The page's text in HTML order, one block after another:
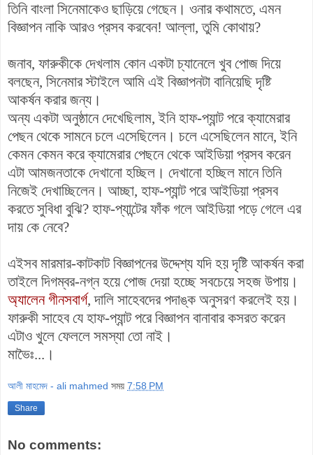
তিনি বাংলা সিনেমাকেও ছাড়িয়ে গেছেন। ওনার কথামতে, এমন
বিজ্ঞাপন নাকি আরও প্রসব করবেন! আল্লা, তুমি কোথায়?
জনাব, ফারুকীকে দেখলাম কোন একটা চ্যানেলে খুব পোজ দিয়ে
বলছেন, সিনেমার স্টাইলে আমি এই বিজ্ঞাপনটা বানিয়েছি দৃষ্টি
আকর্ষন করার জন্য।
অন্য একটা অনুষ্ঠানে দেখেছিলাম, ইনি হাফ-প্যান্ট পরে ক্যামেরার
পেছন থেকে সামনে চলে এসেছিলেন। চলে এসেছিলেন মানে, ইনি
কেমন কেমন করে ক্যামেরার পেছনে থেকে আইডিয়া প্রসব করেন
এটা আমজনতাকে দেখানো হচ্ছিল। দেখানো হচ্ছিল মানে তিনি
নিজেই দেখাচ্ছিলেন। আচ্ছা, হাফ-প্যান্ট পরে আইডিয়া প্রসব
করতে সুবিধা বুঝি? হাফ-প্যান্টের ফাঁক গলে আইডিয়া পড়ে গেলে এর
দায় কে নেবে?
এইসব মারমার-কাটকাট বিজ্ঞাপনের উদ্দেশ্য যদি হয় দৃষ্টি আকর্ষন করা
তাইলে দিগম্বর-নগ্ন হয়ে পোজ দেয়া হচ্ছে সবচেয়ে সহজ উপায়।
অ্যালেন গীনসবার্গ, দালি সাহেবদের পদাঙ্ক অনুসরণ করলেই হয়।
ফারুকী সাহেব যে হাফ-প্যান্ট পরে বিজ্ঞাপন বানাবার কসরত করেন
এটাও খুলে ফেললে সমস্যা তো নাই।
মাভৈঃ...।
আলী মাহমেদ - ali mahmed সময় 7:58 PM
Share
No comments: